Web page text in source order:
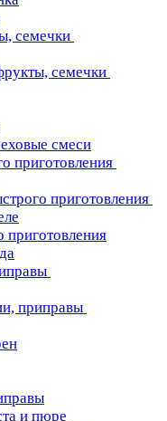
семечки
семечки
смеси
приготовления
приготовления
приготовления
приправы
и пюре